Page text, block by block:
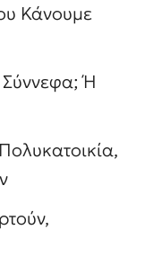
Κάνουμε
Σύννεφα; Ή